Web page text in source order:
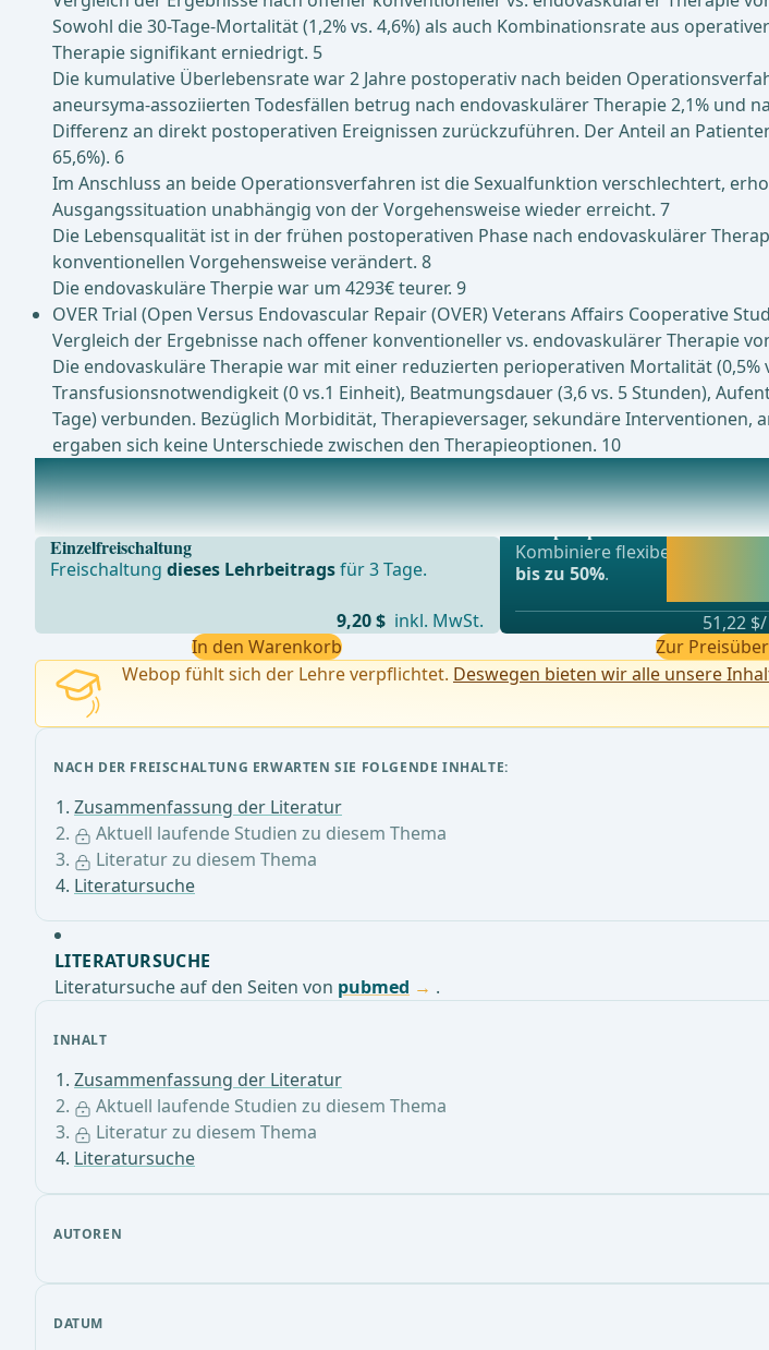
INHALT
Zusammenfassung der Literatur
Aktuell laufende Studien zu diesem Thema
Literatur zu diesem Thema
Literatursuche
AUTOREN
DATUM
Sowohl die 30-Tage-Mortalität (1,2% vs. 4,6%) als auch Kombinationsrate aus
Therapie signifikant erniedrigt. 5
Die kumulative Überlebensrate war 2 Jahre postoperativ nach beiden
aneursyma-assoziierten Todesfällen betrug nach endovaskulärer Therapie 2,1% und
Differenz an direkt postoperativen Ereignissen zurückzuführen. Der Anteil an
65,6%). 6
Im Anschluss an beide Operationsverfahren ist die Sexualfunktion verschlechtert,
Ausgangssituation unabhängig von der Vorgehensweise wieder erreicht. 7
Die Lebensqualität ist in der frühen postoperativen Phase nach endovaskulärer
konventionellen Vorgehensweise verändert. 8
Die endovaskuläre Therpie war um 4293€ teurer. 9
OVER Trial (Open Versus Endovascular Repair (OVER) Veterans Affairs Cooperative
Vergleich der Ergebnisse nach offener konventioneller vs. endovaskulärer Therapie
Die endovaskuläre Therapie war mit einer reduzierten perioperativen Mortalität (0,5%
Transfusionsnotwendigkeit (0 vs.1 Einheit), Beatmungsdauer (3,6 vs. 5 Stunden),
Tage) verbunden. Bezüglich Morbidität, Therapieversager, sekundäre
ergaben sich keine Unterschiede zwischen den Therapieoptionen. 10
Aktuell laufende Studien zu diesem Thema
CAESAR Trial: Comparison of surveillance vs Aortic Endografting for Small Aneurysm
Einzelfreischaltung
Freischaltungdieses Lehrbeitragsfür 3 Tage.
9,20 $ inkl. MwSt.
In den Warenkorb
Beliebtestes Angebot
webop - Sparflex
Kombiniere flexibel unsere
bis zu 50%.
51,22
Zur
Webop fühlt sich der Lehre verpflichtet. Deswegen bieten wir alle unsere
NACH DER FREISCHALTUNG ERWARTEN SIE FOLGENDE INHALTE:
Zusammenfassung der Literatur
Aktuell laufende Studien zu diesem Thema
Literatur zu diesem Thema
Literatursuche
LITERATURSUCHE
Literatursuche auf den Seiten von pubmed .